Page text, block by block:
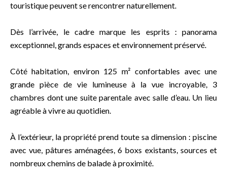
touristique peuvent se rencontrer naturellement.
Dès l’arrivée, le cadre marque les esprits : panorama
exceptionnel, grands espaces et environnement préservé.
Côté habitation, environ 125 m² confortables avec une
grande pièce de vie lumineuse à la vue incroyable, 3
chambres dont une suite parentale avec salle d’eau. Un lieu
agréable à vivre au quotidien.
À l’extérieur, la propriété prend toute sa dimension : piscine
avec vue, pâtures aménagées, 6 boxs existants, sources et
nombreux chemins de balade à proximité.